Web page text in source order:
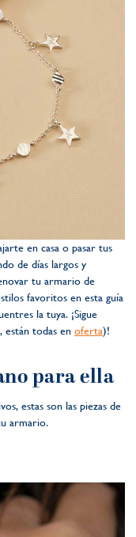
en casa o pasar tus
de días largos y
tu armario de
favoritos en esta guía
la tuya. ¡Sigue
están todas en oferta)!
para ella
estas son las piezas de
armario.